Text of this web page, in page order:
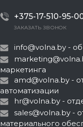
+375-17-510-95-
ЗАКАЗАТЬ ЗВОНОК
info@volna.by -
маркетинга
amd@volna.by -
автоматизации
hr@volna.by -
sales@volna.by -
материального